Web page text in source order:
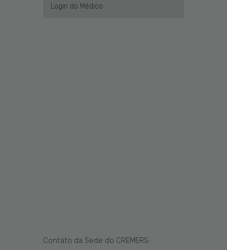
Login do Médico
Contato da Sede do CREMERS: